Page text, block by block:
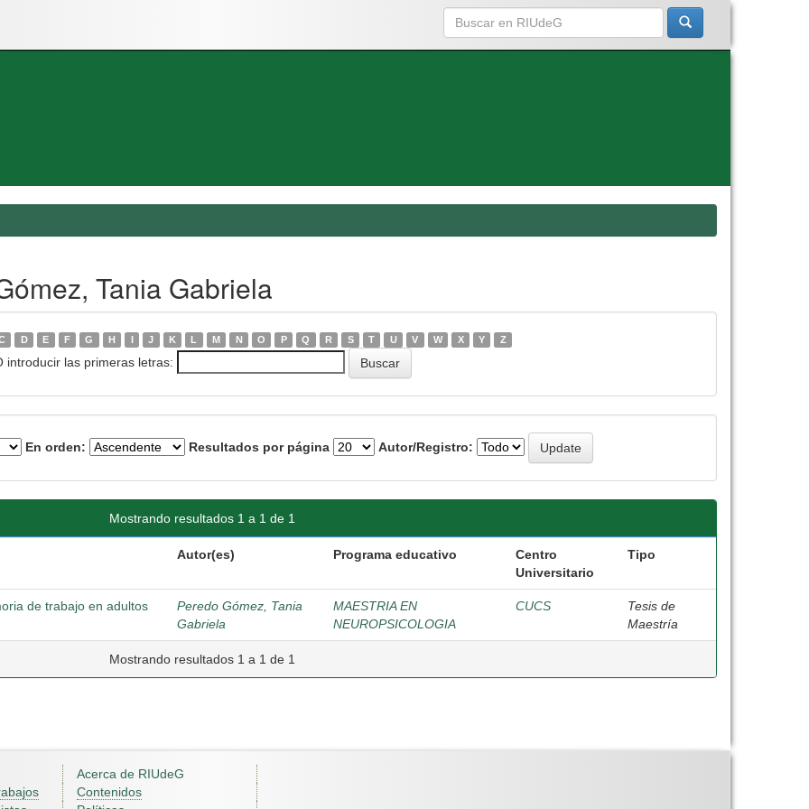
Tania Gabriela
D E F G H I J K L M N O P Q R S T U V W X Y Z
introducir las primeras letras:
En orden: Resultados por página Autor/Registro:
Mostrando resultados 1 a 1 de 1
Autor(es) Programa educativo
Centro
Universitario
Tipo
de trabajo en adultos
Peredo Gómez, Tania
Gabriela
MAESTRIA EN
NEUROPSICOLOGIA
CUCS
Tesis de
Maestría
Mostrando resultados 1 a 1 de 1
Acerca de RIUdeG
Contenidos